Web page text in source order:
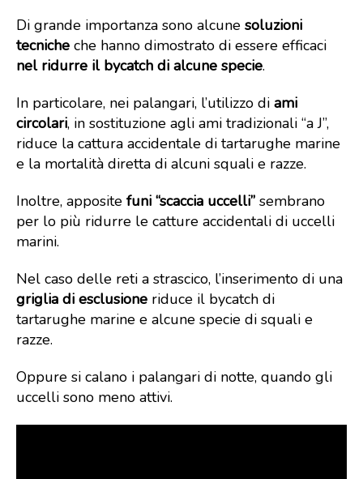
Di grande importanza sono alcune soluzioni
tecniche che hanno dimostrato di essere efficaci
nel ridurre il bycatch di alcune specie.
In particolare, nei palangari, l’utilizzo di ami
circolari, in sostituzione agli ami tradizionali “a J”,
riduce la cattura accidentale di tartarughe marine
e la mortalità diretta di alcuni squali e razze.
Inoltre, apposite funi “scaccia uccelli” sembrano
per lo più ridurre le catture accidentali di uccelli
marini.
Nel caso delle reti a strascico, l’inserimento di una
griglia di esclusione riduce il bycatch di
tartarughe marine e alcune specie di squali e
razze.
Oppure si calano i palangari di notte, quando gli
uccelli sono meno attivi.